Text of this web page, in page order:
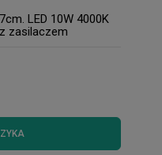
LED 10W 4000K
zasilaczem